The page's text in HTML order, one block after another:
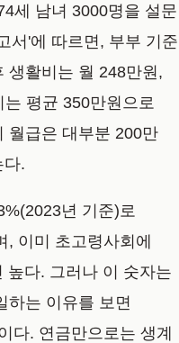
세 남녀 3000명을 설문
서'에 따르면, 부부 기준
생활비는 월 248만원,
평균 350만원으로
월급은 대부분 200만
다.
년 기준)로
, 이미 초고령사회에
높다. 그러나 이 숫자는
하는 이유를 보면
다. 연금만으로는 생계